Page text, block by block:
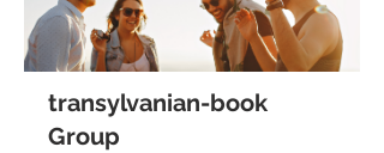
transylvanian-book
Group